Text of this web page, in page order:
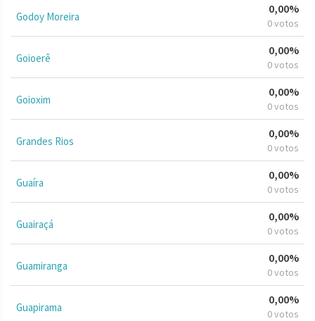
Godoy Moreira
0,00%
0 votos
Goioerê
0,00%
0 votos
Goioxim
0,00%
0 votos
Grandes Rios
0,00%
0 votos
Guaíra
0,00%
0 votos
Guairaçá
0,00%
0 votos
Guamiranga
0,00%
0 votos
Guapirama
0,00%
0 votos